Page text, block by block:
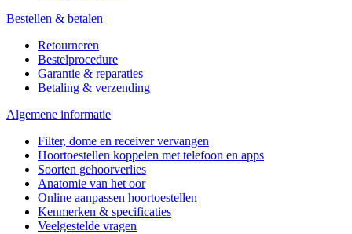
Bestellen & betalen
Retourneren
Bestelprocedure
Garantie & reparaties
Betaling & verzending
Algemene informatie
Filter, dome en receiver vervangen
Hoortoestellen koppelen met telefoon en apps
Soorten gehoorverlies
Anatomie van het oor
Online aanpassen hoortoestellen
Kenmerken & specificaties
Veelgestelde vragen